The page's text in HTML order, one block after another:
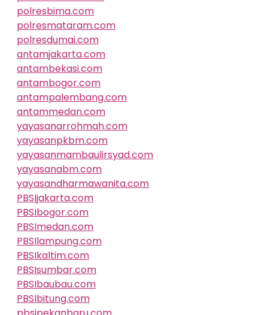
polresbima.com
polresmataram.com
polresdumai.com
antamjakarta.com
antambekasi.com
antambogor.com
antampalembang.com
antammedan.com
yayasanarrohmah.com
yayasanpkbm.com
yayasanmambaulirsyad.com
yayasanabm.com
yayasandharmawanita.com
PBSIjakarta.com
PBSIbogor.com
PBSImedan.com
PBSIlampung.com
PBSIkaltim.com
PBSIsumbar.com
PBSIbaubau.com
PBSIbitung.com